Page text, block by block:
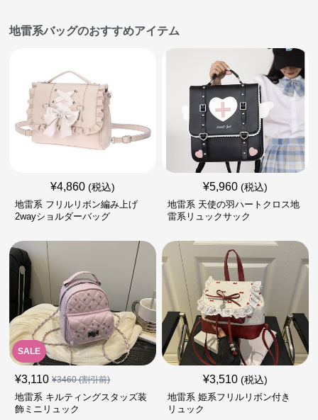
地雷系バッグのおすすめアイテム
¥4,860 (税込)
地雷系 フリルリボン編み上げ
2wayショルダーバッグ
¥5,960 (税込)
地雷系 天使の羽ハートクロス地
雷系リュックサック
SALE
¥3,110 ¥3460(割引前)
地雷系 キルティングスタッズ装
飾ミニリュック
¥3,510 (税込)
地雷系 姫系フリルリボン付き
リュック